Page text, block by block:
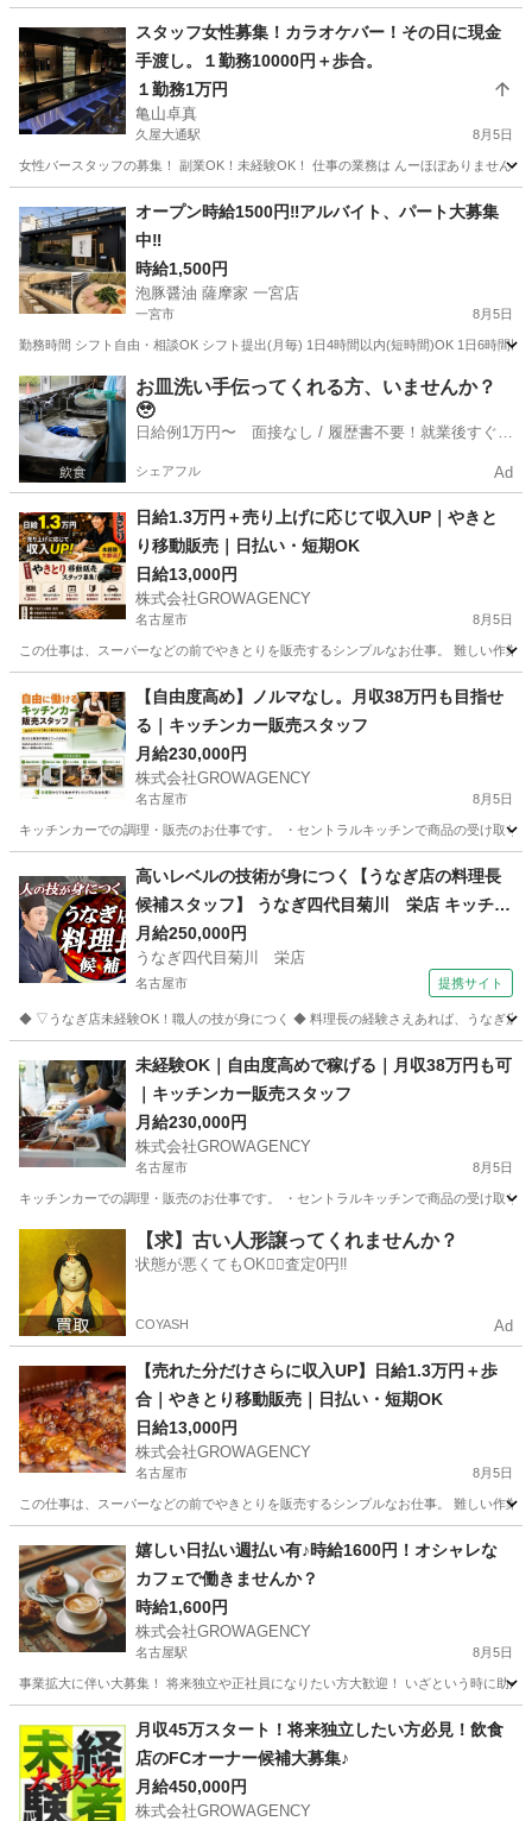
スタッフ女性募集！カラオケバー！その日に現金
手渡し。１勤務10000円＋歩合。
１勤務1万円
亀山卓真
久屋大通駅 8月5日
女性バースタッフの募集！ 副業OK！未経験OK！ 仕事の業務は んーほぼありません
久屋大通駅 バーテンダー スタッフ
オープン時給1500円‼️アルバイト、パート大募集
中‼️
時給1,500円
泡豚醤油 薩摩家 一宮店
一宮市 8月5日
勤務時間 シフト自由・相談OK シフト提出(月毎) 1日4時間以内(短時間)OK 1日6時間
愛知 一宮市 その他 夏休み
お皿洗い手伝ってくれる方、いませんか？
🥹
日給例1万円〜 面接なし / 履歴書不要！就業後すぐに
シェアフル Ad
日給1.3万円＋売り上げに応じて収入UP｜やきと
り移動販売｜日払い・短期OK
日給13,000円
株式会社GROWAGENCY
名古屋市 8月5日
この仕事は、スーパーなどの前でやきとりを販売するシンプルなお仕事。 難しい作
その他 移動販売
【自由度高め】ノルマなし。月収38万円も目指せ
る｜キッチンカー販売スタッフ
月給230,000円
株式会社GROWAGENCY
名古屋市 8月5日
キッチンカーでの調理・販売のお仕事です。 ・セントラルキッチンで商品の受け取
その他 キッチンカー
高いレベルの技術が身につく【うなぎ店の料理長
候補スタッフ】 うなぎ四代目菊川 栄店 キッチン
スタッフ
月給250,000円
うなぎ四代目菊川 栄店
名古屋市 提携サイト
◆ ▽うなぎ店未経験OK！職人の技が身につく ◆ 料理長の経験さえあれば、うなぎ店
キッチン
未経験OK｜自由度高めで稼げる｜月収38万円も可
｜キッチンカー販売スタッフ
月給230,000円
株式会社GROWAGENCY
名古屋市 8月5日
キッチンカーでの調理・販売のお仕事です。 ・セントラルキッチンで商品の受け取
その他 キッチンカー
【求】古い人形譲ってくれませんか？
状態が悪くてもOK🙆‍♀️査定0円‼️
COYASH Ad
【売れた分だけさらに収入UP】日給1.3万円＋歩
合｜やきとり移動販売｜日払い・短期OK
日給13,000円
株式会社GROWAGENCY
名古屋市 8月5日
この仕事は、スーパーなどの前でやきとりを販売するシンプルなお仕事。 難しい作
その他 移動販売
嬉しい日払い週払い有♪時給1600円！オシャレな
カフェで働きませんか？
時給1,600円
株式会社GROWAGENCY
名古屋駅 8月5日
事業拡大に伴い大募集！ 将来独立や正社員になりたい方大歓迎！ いざという時に助
名古屋駅 カフェ 時給
月収45万スタート！将来独立したい方必見！飲食
店のFCオーナー候補大募集♪
月給450,000円
株式会社GROWAGENCY